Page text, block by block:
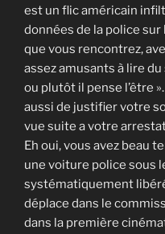
est un flic américain
données de la police
que vous rencontrez,
assez amusants à lire du
ou plutôt il pense l’être
aussi de justifier votre
vue suite a votre
Eh oui, vous avez beau
une voiture police sous
systématiquement
déplace dans le
dans la première